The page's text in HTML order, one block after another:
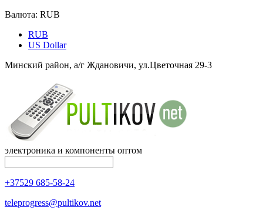
Валюта: RUB
RUB
US Dollar
Минский район, а/г Ждановичи, ул.Цветочная 29-3
электроника и компоненты оптом
+37529 685-58-24
teleprogress@pultikov.net